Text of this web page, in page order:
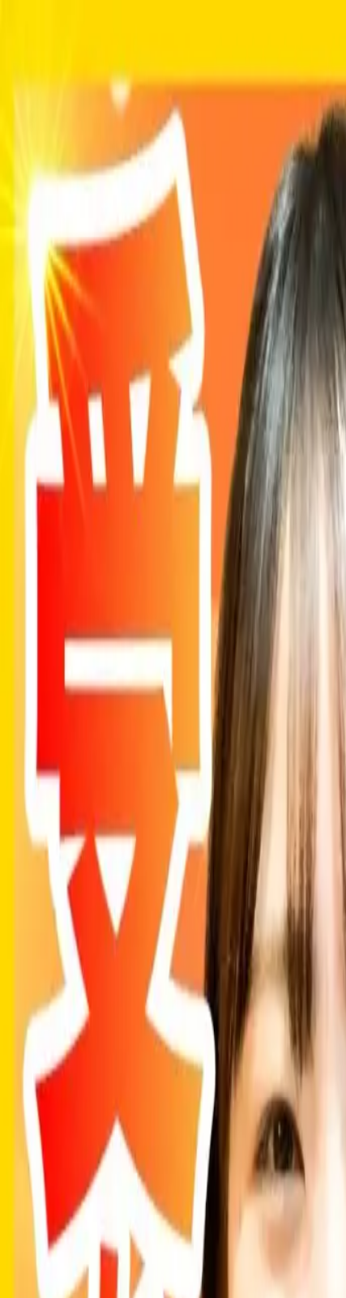
就活ノウハウ
AI ES添削・作成 合格者面接限定動画 就活特典